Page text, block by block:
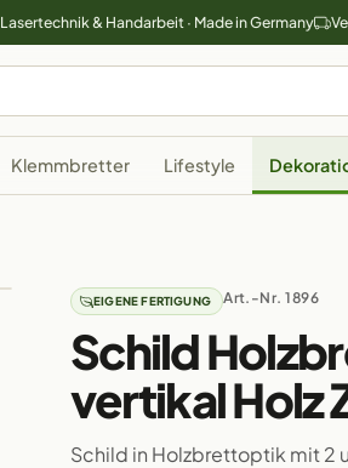
Lasertechnik & Handarbeit · Made in Germany
Klemmbretter Lifestyle
EIGENE FERTIGUNG Art.-Nr. 1896
Schild
vertikal Holz
Schild in Holzbrettoptik mit 2